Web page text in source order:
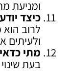
ומניעת
כיצד
לרוב
ולעיתים
מתי
בעת